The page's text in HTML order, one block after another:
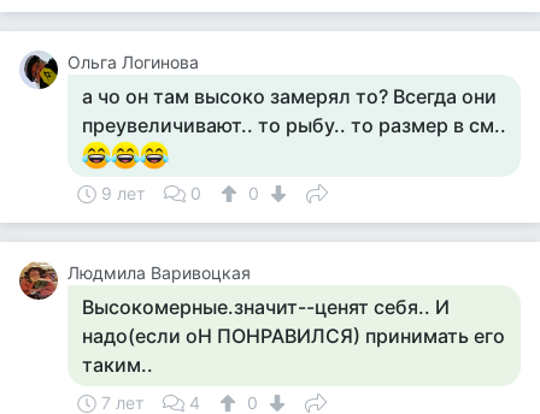
Ольга Логинова
а чо он там высоко замерял то? Всегда они
преувеличивают.. то рыбу.. то размер в см..
9 лет 0 0
Людмила Варивоцкая
Высокомерные.значит--ценят себя.. И
надо(если оН ПОНРАВИЛСЯ) принимать его
таким..
7 лет 4
0